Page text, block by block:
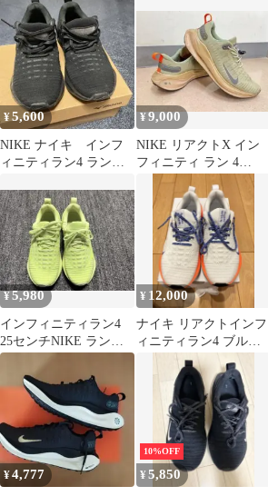
¥5,600
NIKE ナイキ インフ
ィニティラン4 ランニ
¥9,000
NIKE リアクトX イン
フィニティ ラン 4
【27.5cm】希少サイズ
¥5,980
インフィニティラン4
25センチNIKE ランニ
ングシューズ ライムイ
エロー
¥ 12,000
ナイキ リアクトインフ
ィニティラン4 ブルー
プリント 27.0cm
¥4,777
10%OFF
¥5,850